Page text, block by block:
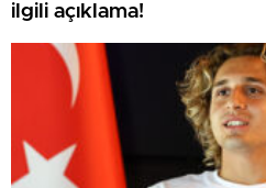
ilgili açıklama!